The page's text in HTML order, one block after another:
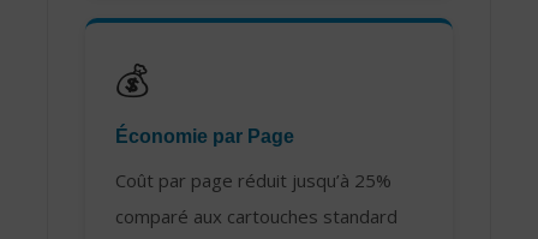
💰
Économie par Page
Coût par page réduit jusqu’à 25%
comparé aux cartouches standard